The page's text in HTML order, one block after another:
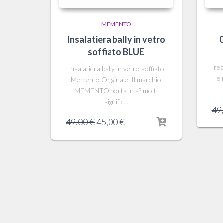
MEMENTO
Insalatiera bally in vetro
soffiato BLUE
Insalatiera bally in vetro soffiato
Memento Originale. Il marchio
MEMENTO porta in s? molti
signific...
49,00€Il
originale
45,00€Il
attuale
e